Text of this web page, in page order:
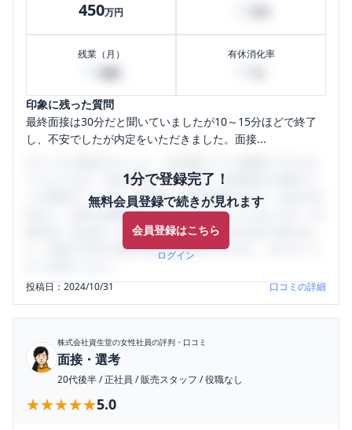
450万円
残業（月） 有休消化率
印象に残った質問
最終面接は30分だと聞いていましたが10～15分ほどで終了
し、不安でしたが内定をいただきました。面接...
1分で登録完了！
無料会員登録で続きが見れます
会員登録はこちら
ログイン
うになります。SHEHUB(シーハブ)は、女性限定の企業口コ
ミの投稿サイトです。給与面・女性の働きやすさ・会社の評
判など、女性の転職は気にすべき点がたくさんあります。先
輩社員（元社員）の口コミを通して、本当の会社の姿を知
り、将来の不安や現在の悩みを解消するために、ぜひサイト
投稿日：2024/10/31 口コミの詳細
株式会社資生堂の女性社員の評判・口コミ
面接・選考
20代後半/正社員 /販売スタッフ /役職なし
★★★★★
★★★★★5.0